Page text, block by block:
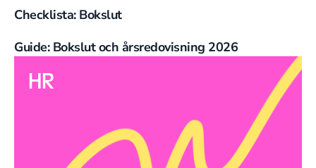
Checklista: Bokslut
Guide: Bokslut och årsredovisning 2026
HR